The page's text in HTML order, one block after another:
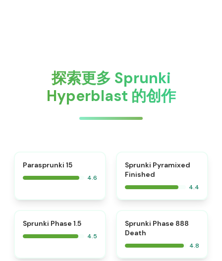
探索更多 Sprunki
Hyperblast 的创作
Parasprunki 15
4.6
Sprunki Pyramixed
Finished
4.4
Sprunki Phase 1.5
4.5
Sprunki Phase 888
Death
4.8